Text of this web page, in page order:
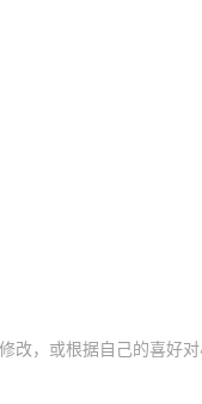
改，或根据自己的喜好